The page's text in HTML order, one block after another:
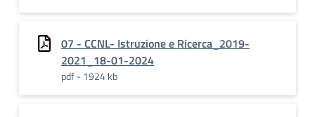
07 - CCNL- Istruzione e Ricerca_2019-
2021_18-01-2024
pdf - 1924 kb